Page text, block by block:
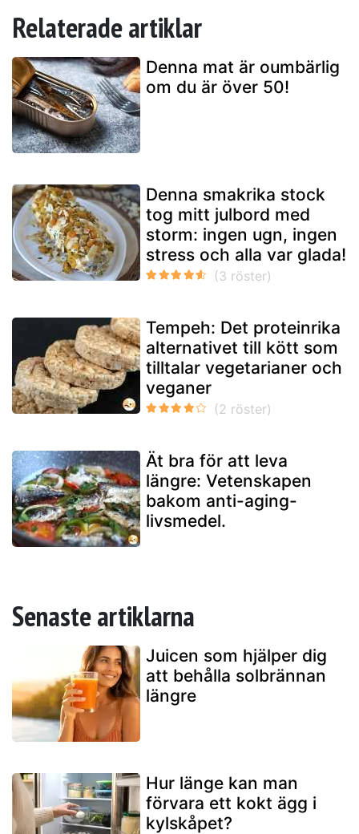
Relaterade artiklar
Denna mat är oumbärlig
om du är över 50!
Denna smakrika stock
tog mitt julbord med
storm: ingen ugn, ingen
stress och alla var glada!
Tempeh: Det proteinrika
alternativet till kött som
tilltalar vegetarianer och
veganer
Ät bra för att leva
längre: Vetenskapen
bakom anti-aging-
livsmedel.
Senaste artiklarna
Juicen som hjälper dig
att behålla solbrännan
längre
Hur länge kan man
förvara ett kokt ägg i
kylskåpet?